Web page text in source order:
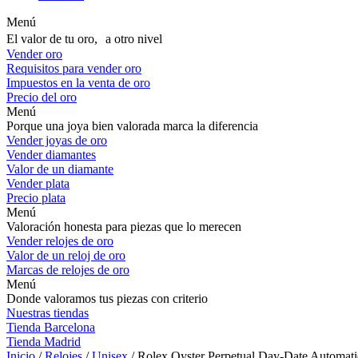
Menú
El valor de tu oro, a otro nivel
Vender oro
Requisitos para vender oro
Impuestos en la venta de oro
Precio del oro
Menú
Porque una joya bien valorada marca la diferencia
Vender joyas de oro
Vender diamantes
Valor de un diamante
Vender plata
Precio plata
Menú
Valoración honesta para piezas que lo merecen
Vender relojes de oro
Valor de un reloj de oro
Marcas de relojes de oro
Menú
Donde valoramos tus piezas con criterio
Nuestras tiendas
Tienda Barcelona
Tienda Madrid